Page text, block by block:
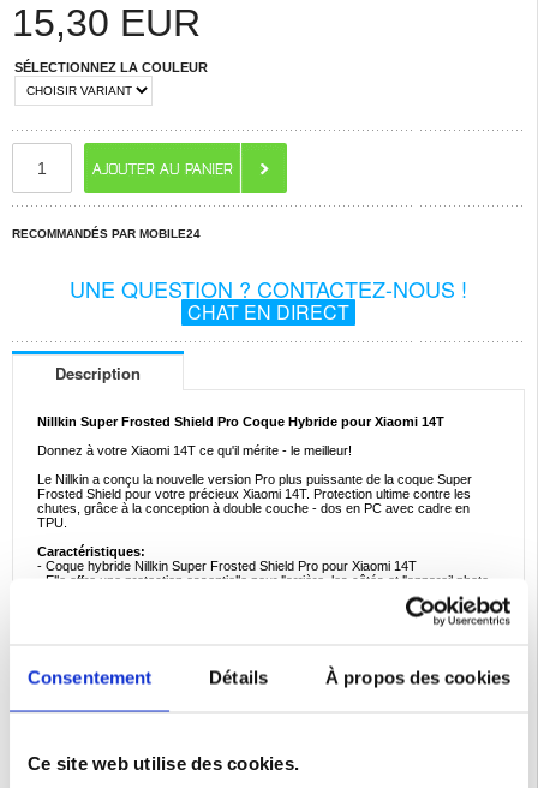
Consentement Détails À propos des cookies
Ce site web utilise des cookies.
15,30 EUR
SÉLECTIONNEZ LA COULEUR
RECOMMANDÉS PAR MOBILE24
UNE QUESTION ? CONTACTEZ-NOUS !
CHAT EN DIRECT
Description
Nillkin Super Frosted Shield Pro Coque Hybride pour Xiaomi 14T
Donnez à votre Xiaomi 14T ce qu'il mérite - le meilleur!
Le Nillkin a conçu la nouvelle version Pro plus puissante de la coque Super
Frosted Shield pour votre précieux Xiaomi 14T. Protection ultime contre les
chutes, grâce à la conception à double couche - dos en PC avec cadre en
TPU.
Caractéristiques:
- Coque hybride Nillkin Super Frosted Shield Pro pour Xiaomi 14T
- Elle offre une protection essentielle pour l'arrière, les côtés et l'appareil photo
- Avec une surface texturée pour une meilleure adhérence - réduit les glissades
- Cette coque Xiaomi 14T est faite de matériaux PC et TPU
EAN: 5714122500328